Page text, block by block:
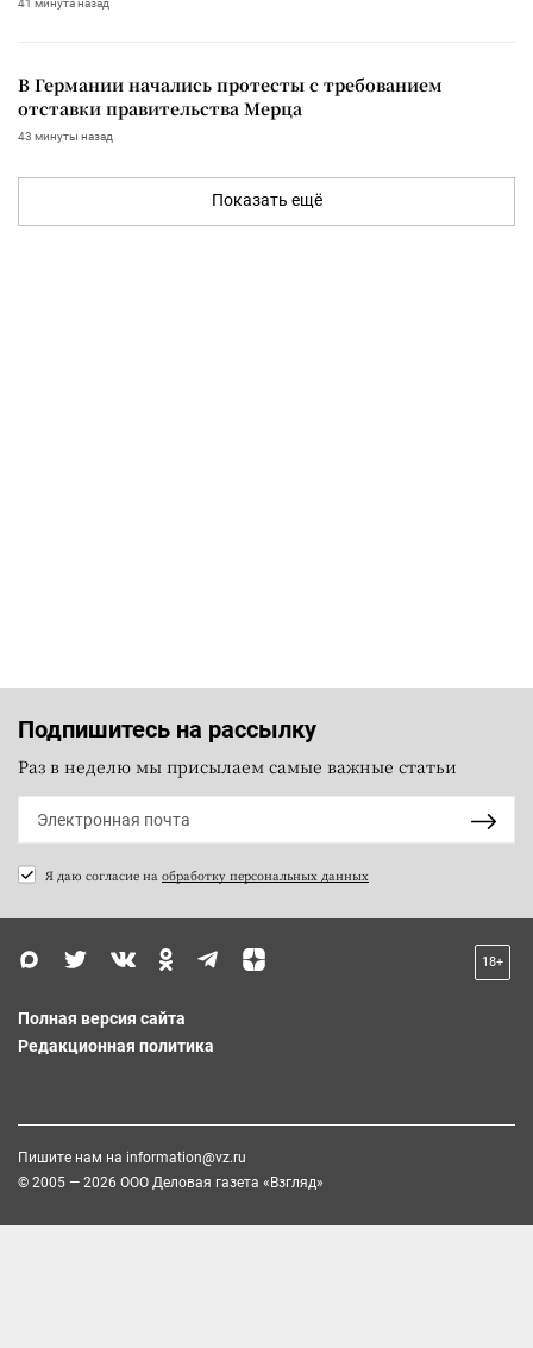
41 минута назад
В Германии начались протесты с требованием
отставки правительства Мерца
43 минуты назад
Показать ещё
Подпишитесь на рассылку
Раз в неделю мы присылаем самые важные статьи
Я даю согласие на обработку персональных данных
18+
Полная версия сайта
Редакционная политика
Пишите нам на information@vz.ru
© 2005 — 2026 ООО Деловая газета «Взгляд»